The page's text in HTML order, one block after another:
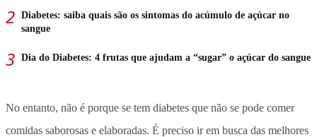
Diabetes: saiba quais são os sintomas do acúmulo de açúcar no
sangue
Dia do Diabetes: 4 frutas que ajudam a “sugar” o açúcar do sangue
No entanto, não é porque se tem diabetes que não se pode comer
comidas saborosas e elaboradas. É preciso ir em busca das melhores